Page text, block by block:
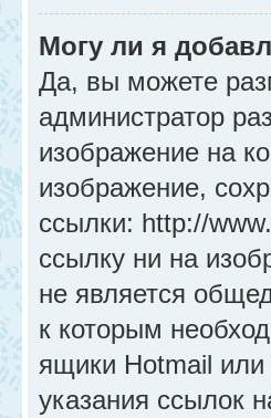
Могу ли я
Да, вы можете
администратор
изображение на
изображение,
ссылки: http://
ссылку ни на
не является
к которым
ящики Hotmail
указания ссылок